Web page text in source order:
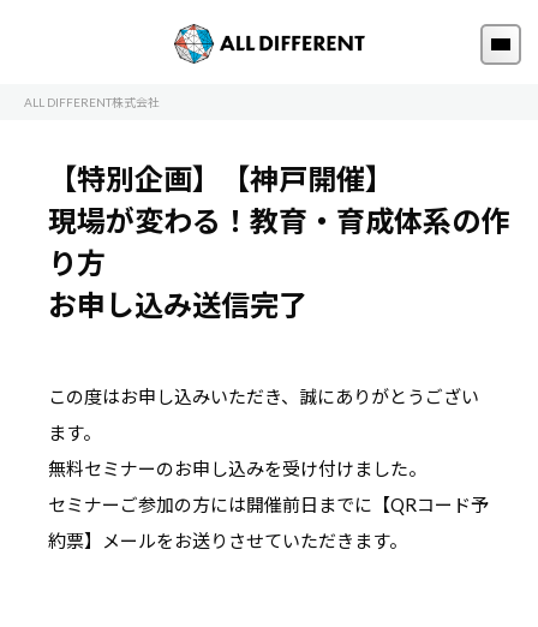
ALL DIFFERENT株式会社
【特別企画】【神戸開催】
現場が変わる！教育・育成体系の作
り方
お申し込み送信完了
この度はお申し込みいただき、誠にありがとうござい
ます。
無料セミナーのお申し込みを受け付けました。
セミナーご参加の方には開催前日までに【QRコード予
約票】メールをお送りさせていただきます。